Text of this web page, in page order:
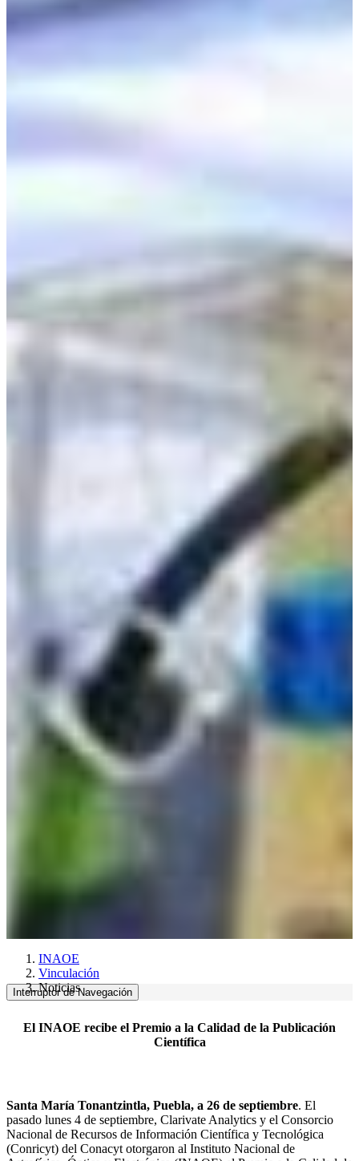
INAOE
Vinculación
Noticias
Interruptor de Navegación
El INAOE recibe el Premio a la Calidad de la Publicación
Científica
Santa María Tonantzintla, Puebla, a 26 de septiembre. El
pasado lunes 4 de septiembre, Clarivate Analytics y el Consorcio
Nacional de Recursos de Información Científica y Tecnológica
(Conricyt) del Conacyt otorgaron al Instituto Nacional de